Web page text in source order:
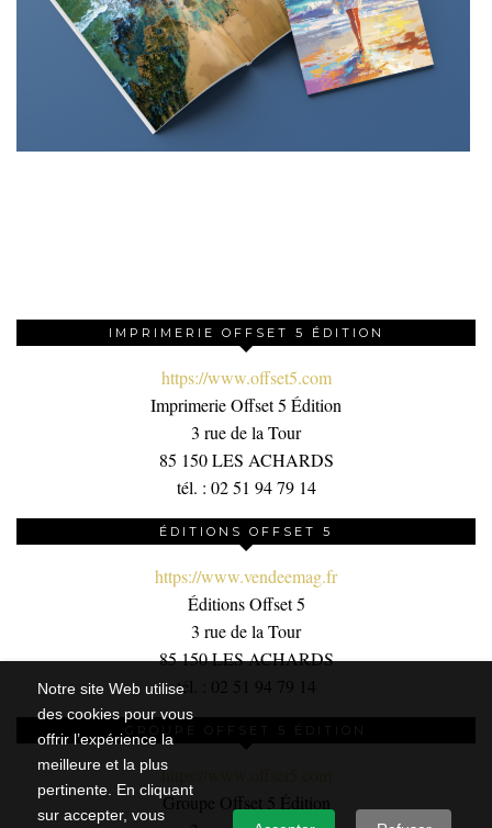
Notre site Web utilise
des cookies pour vous
offrir l’expérience la
meilleure et la plus
pertinente. En cliquant
sur accepter, vous
IMPRIMERIE OFFSET 5 ÉDITION
https://www.offset5.com
Imprimerie Offset 5 Édition
3 rue de la Tour
85 150 LES ACHARDS
tél. : 02 51 94 79 14
ÉDITIONS OFFSET 5
https://www.vendeemag.fr
Éditions Offset 5
3 rue de la Tour
85 150 LES ACHARDS
tél. : 02 51 94 79 14
GROUPE OFFSET 5 ÉDITION
https://www.offset5.com
Groupe Offset 5 Édition